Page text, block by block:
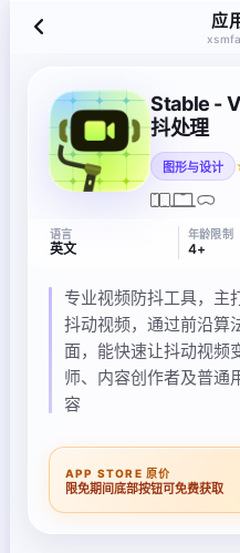
应
Stable -
抖处理
图形与设计
语言
英文
年龄限制
4+
专业视频防抖工具，主
抖动视频，通过前沿算
面，能快速让抖动视频
师、内容创作者及普通
容
APP STORE 原价
限免期间底部按钮可免费获取